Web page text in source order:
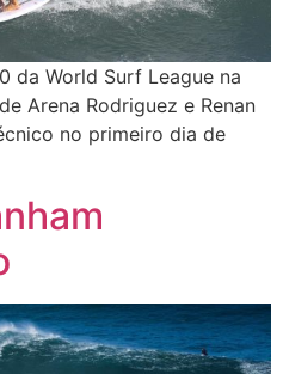
da World Surf League na
Arena Rodriguez e Renan
no primeiro dia de